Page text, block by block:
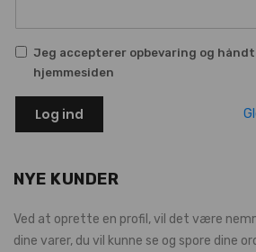
Jeg accepterer opbevaring og
hjemmesiden
Log ind
NYE KUNDER
Ved at oprette en profil, vil det være
dine varer, du vil kunne se og spore dine